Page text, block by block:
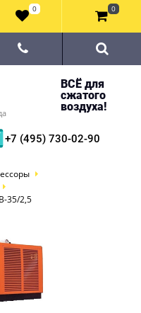
ВСЁ для
сжатого
воздуха!
+7 (495) 730-02-90
35/2,5
0 0